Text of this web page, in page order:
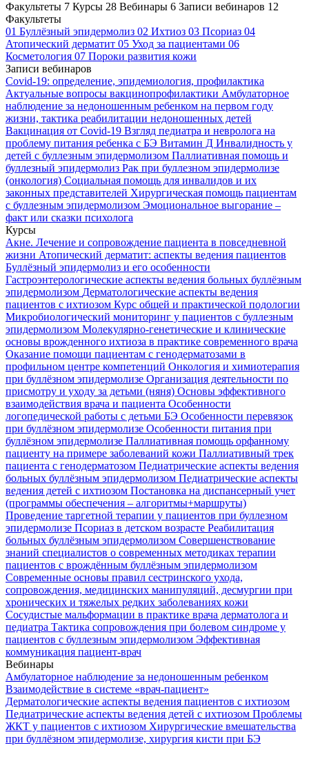
Факультеты 7 Курсы 28 Вебинары 6 Записи вебинаров 12
Факультеты
01 Буллёзный эпидермолиз 02 Ихтиоз 03 Псориаз 04
Атопический дерматит 05 Уход за пациентами 06
Косметология 07 Пороки развития кожи
Записи вебинаров
Covid-19: определение, эпидемиология, профилактика
Актуальные вопросы вакцинопрофилактики Амбулаторное
наблюдение за недоношенным ребенком на первом году
жизни, тактика реабилитации недоношенных детей
Вакцинация от Covid-19 Взгляд педиатра и невролога на
проблему питания ребенка с БЭ Витамин Д Инвалидность у
детей с буллезным эпидермолизом Паллиативная помощь и
буллезный эпидермолиз Рак при буллезном эпидермолизе
(онкология) Социальная помощь для инвалидов и их
законных представителей Хирургическая помощь пациентам
с буллезным эпидермолизом Эмоциональное выгорание –
факт или сказки психолога
Курсы
Акне. Лечение и сопровождение пациента в повседневной
жизни Атопический дерматит: аспекты ведения пациентов
Буллёзный эпидермолиз и его особенности
Гастроэнтерологические аспекты ведения больных буллёзным
эпидермолизом Дерматологические аспекты ведения
пациентов с ихтиозом Курс общей и практической подологии
Микробиологический мониторинг у пациентов с буллезным
эпидермолизом Молекулярно-генетические и клинические
основы врожденного ихтиоза в практике современного врача
Оказание помощи пациентам с генодерматозами в
профильном центре компетенций Онкология и химиотерапия
при буллёзном эпидермолизе Организация деятельности по
присмотру и уходу за детьми (няня) Основы эффективного
взаимодействия врача и пациента Особенности
логопедической работы с детьми БЭ Особенности перевязок
при буллёзном эпидермолизе Особенности питания при
буллёзном эпидермолизе Паллиативная помощь орфанному
пациенту на примере заболеваний кожи Паллиативный трек
пациента с генодерматозом Педиатрические аспекты ведения
больных буллёзным эпидермолизом Педиатрические аспекты
ведения детей с ихтиозом Постановка на диспансерный учет
(программы обеспечения – алгоритмы+маршруты)
Проведение таргетной терапии у пациентов при буллезном
эпидермолизе Псориаз в детском возрасте Реабилитация
больных буллёзным эпидермолизом Совершенствование
знаний специалистов о современных методиках терапии
пациентов с врождённым буллёзным эпидермолизом
Современные основы правил сестринского ухода,
сопровождения, медицинских манипуляций, десмургии при
хронических и тяжелых редких заболеваниях кожи
Сосудистые мальформации в практике врача дерматолога и
педиатра Тактика сопровождения при болевом синдроме у
пациентов с буллезным эпидермолизом Эффективная
коммуникация пациент-врач
Вебинары
Амбулаторное наблюдение за недоношенным ребенком
Взаимодействие в системе «врач-пациент»
Дерматологические аспекты ведения пациентов с ихтиозом
Педиатрические аспекты ведения детей с ихтиозом Проблемы
ЖКТ у пациентов с ихтиозом Хирургические вмешательства
при буллёзном эпидермолизе, хирургия кисти при БЭ